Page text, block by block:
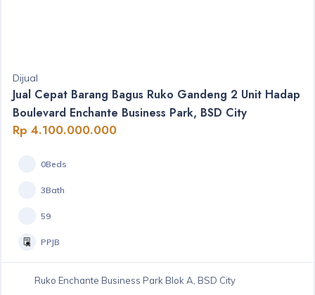
Dijual
Jual Cepat Barang Bagus Ruko Gandeng 2 Unit Hadap
Boulevard Enchante Business Park, BSD City
Rp 4.100.000.000
0Beds
3Bath
59
PPJB
Ruko Enchante Business Park Blok A, BSD City